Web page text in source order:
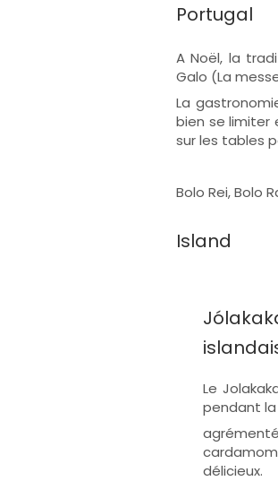
Portugal
A Noël, la
Galo (La
La
bien se limiter
sur les tables
Bolo Rei, Bolo
Island
Le
pendant la
délicieux.